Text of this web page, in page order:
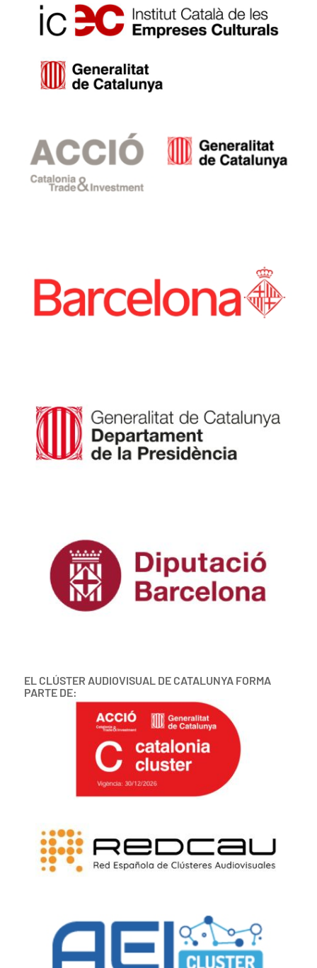
EL CLÚSTER AUDIOVISUAL DE CATALUNYA FORMA
PARTE DE: